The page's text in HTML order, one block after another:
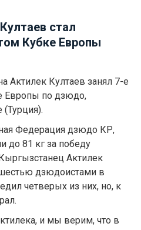
стал
Кубке Европы
Актилек Култаев занял 7-е
Европы по дзюдо,
Федерация дзюдо КР,
до 81 кг за победу
Актилек
дзюдоистами в
четверых из них, но, к
и мы верим, что в